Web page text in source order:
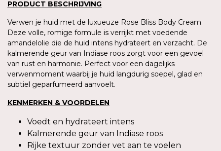
PRODUCT BESCHRIJVING
Verwen je huid met de luxueuze Rose Bliss Body Cream.
Deze volle, romige formule is verrijkt met voedende
amandelolie die de huid intens hydrateert en verzacht. De
kalmerende geur van Indiase roos zorgt voor een gevoel
van rust en harmonie. Perfect voor een dagelijks
verwenmoment waarbij je huid langdurig soepel, glad en
subtiel geparfumeerd aanvoelt.
KENMERKEN & VOORDELEN
Voedt en hydrateert intens
Kalmerende geur van Indiase roos
Rijke textuur zonder vet aan te voelen